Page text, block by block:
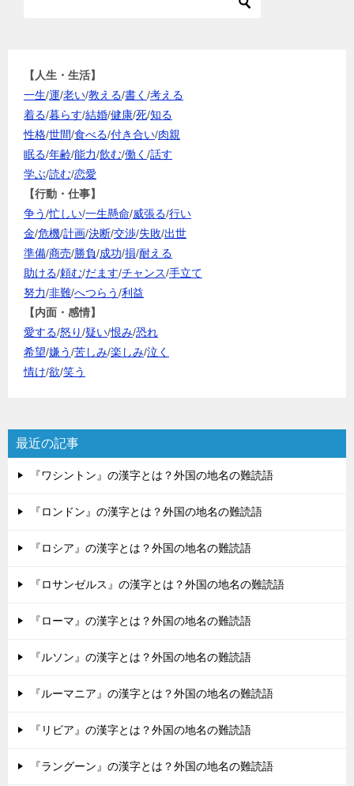
【人生・生活】
一生/運/老い/教える/書く /考える
着る/暮らす/結婚/健康/死/知る
性格/世間/食べる/付き合い/肉親
眠る/年齢/能力/飲む/働く /話す
学ぶ/読む/恋愛
【行動・仕事】
争う/忙しい/一生懸命/威張る/行い
金/危機/計画/決断/交渉/失敗/出世
準備/商売/勝負/成功/損/耐える
助ける/頼む/だます/チャンス/手立て
努力/非難/へつらう/利益
【内面・感情】
愛する/怒り/疑い/恨み/恐れ
希望/嫌う/苦しみ/楽しみ/泣く
情け/欲/笑う
最近の記事
『ワシントン』の漢字とは？外国の地名の難読語
『ロンドン』の漢字とは？外国の地名の難読語
『ロシア』の漢字とは？外国の地名の難読語
『ロサンゼルス』の漢字とは？外国の地名の難読語
『ローマ』の漢字とは？外国の地名の難読語
『ルソン』の漢字とは？外国の地名の難読語
『ルーマニア』の漢字とは？外国の地名の難読語
『リビア』の漢字とは？外国の地名の難読語
『ラングーン』の漢字とは？外国の地名の難読語